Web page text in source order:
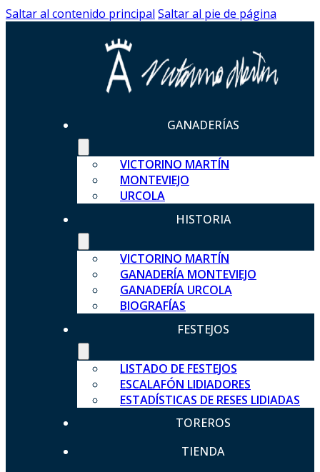
Saltar al contenido principal Saltar al pie de página
GANADERÍAS
VICTORINO MARTÍN
MONTEVIEJO
URCOLA
HISTORIA
VICTORINO MARTÍN
GANADERÍA MONTEVIEJO
GANADERÍA URCOLA
BIOGRAFÍAS
FESTEJOS
LISTADO DE FESTEJOS
ESCALAFÓN LIDIADORES
ESTADÍSTICAS DE RESES LIDIADAS
TOREROS
TIENDA